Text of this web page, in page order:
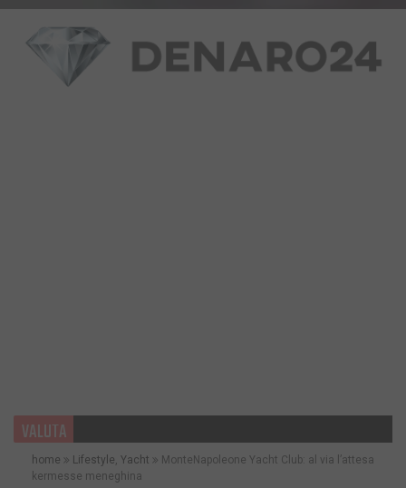
VALUTA
home Lifestyle, Yacht
MonteNapoleone Yacht Club: al via l’attesa
kermesse meneghina